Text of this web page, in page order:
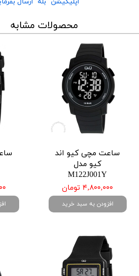
محصولات مشابه
ساعت مچی کیو اند
کیو مدل
M122J001Y
۴,۸۰۰,۰۰۰ تومان
افزودن به سبد خرید